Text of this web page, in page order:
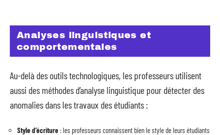
Analyses linguistiques et
comportementales
Au-delà des outils technologiques, les professeurs utilisent
aussi des méthodes d’analyse linguistique pour détecter des
anomalies dans les travaux des étudiants :
Style d’écriture : les professeurs connaissent bien le style de leurs étudiants